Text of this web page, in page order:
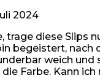
2024
trage diese Slips
begeistert, nach
weich und
Farbe. Kann